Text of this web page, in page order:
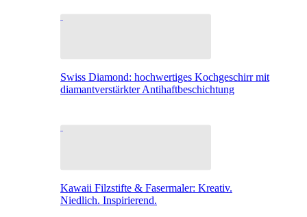
Swiss Diamond: hochwertiges Kochgeschirr mit
diamantverstärkter Antihaftbeschichtung
Kawaii Filzstifte & Fasermaler: Kreativ.
Niedlich. Inspirierend.